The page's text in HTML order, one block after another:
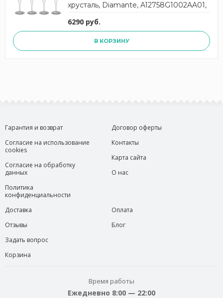
хрусталь, Diamante, A12758G1002AA01,
6290 руб.
В КОРЗИНУ
Гарантия и возврат
Согласие на использование
cookies
Согласие на обработку
данных
Политика
конфиденциальности
Договор оферты
Контакты
Карта сайта
О нас
Доставка
Отзывы
Задать вопрос
Корзина
Оплата
Блог
Время работы
Ежедневно 8:00 — 22:00